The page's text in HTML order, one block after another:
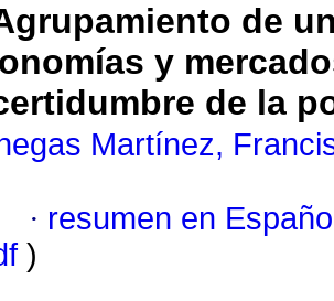
de
y
de la
Martínez,
· resumen en
)